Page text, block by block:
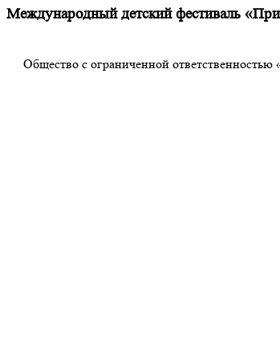
Международный детский фестиваль
Общество с ограниченной